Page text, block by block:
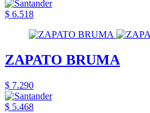
$ 6.518
ZAPATO BRUMA
$ 7.290
$ 5.468